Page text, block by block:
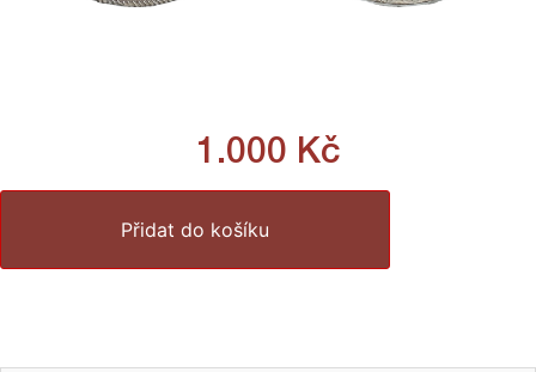
1.000 Kč
Přidat do košíku